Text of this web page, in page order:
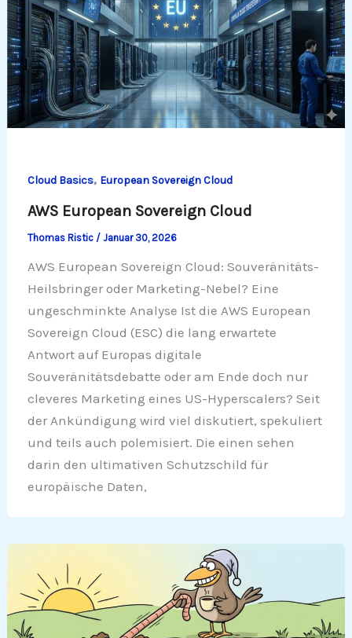
Cloud Basics, European Sovereign Cloud
AWS European Sovereign Cloud
Thomas Ristic / Januar 30, 2026
AWS European Sovereign Cloud: Souveränitäts-
Heilsbringer oder Marketing-Nebel? Eine
ungeschminkte Analyse Ist die AWS European
Sovereign Cloud (ESC) die lang erwartete
Antwort auf Europas digitale
Souveränitätsdebatte oder am Ende doch nur
cleveres Marketing eines US-Hyperscalers? Seit
der Ankündigung wird viel diskutiert, spekuliert
und teils auch polemisiert. Die einen sehen
darin den ultimativen Schutzschild für
europäische Daten,